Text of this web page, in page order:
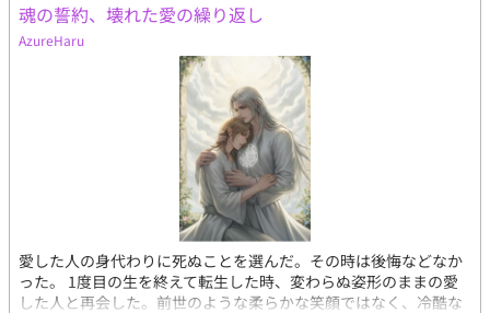
魂の誓約、壊れた愛の繰り返し
AzureHaru
愛した人の身代わりに死ぬことを選んだ。その時は後悔などなか
った。 1度目の生を終えて転生した時、変わらぬ姿形のままの愛
した人と再会した。前世のような柔らかな笑顔ではなく、冷酷な